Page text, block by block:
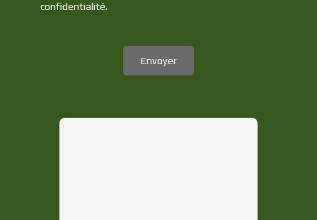
confidentialité.
Envoyer